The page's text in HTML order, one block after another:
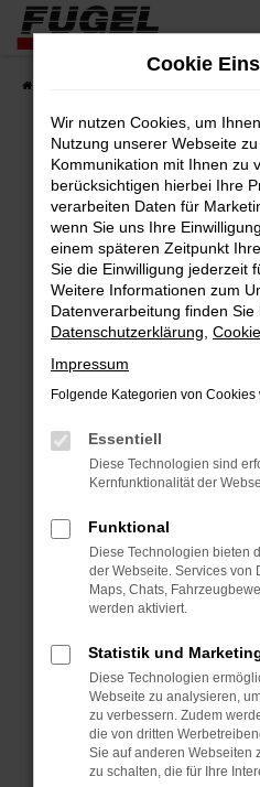
Zum
Hauptinhalt
springen
Fehler:
Beim Laden ist ein
Hier sind ein paar
Überprüfe deine
Internetverbindung.
Laden andere
deine Suchmaschine?
Prüfe deine
Manche
können das Laden
anderen Browser
Fenster?
Starte dein Gerät
vorübergehende
Stelle sicher, dass
Betriebssystem auf
sind.
Veraltete Software
Cookie
Wir nutzen Cookies, um
Nutzung unserer Webseite
Kommunikation mit Ihnen zu
berücksichtigen hierbei Ihre
verarbeiten Daten für
wenn Sie uns Ihre
einem späteren Zeitpunkt
Sie die Einwilligung jederzeit
Weitere Informationen zum
Datenverarbeitung finden Sie
Datenschutzerklärung
Impressum
Folgende Kategorien von
Essentiell
Diese Technologien sind
Kernfunktionalität der
Funktional
Diese Technologien bieten
der Webseite. Services von
Maps, Chats,
werden aktiviert.
Statistik und
Diese Technologien
Webseite zu analysieren,
zu verbessern. Zudem
die von dritten
Sie auf anderen Webseiten
zu schalten, die für Ihre